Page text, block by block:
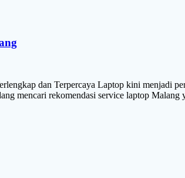
dan Terpercaya Laptop kini menjadi
mencari rekomendasi service laptop